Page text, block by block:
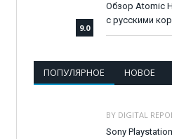
9.0
Обзор Atomic
с русскими
ПОПУЛЯРНОЕ НОВОЕ
BY DIGITAL
Sony